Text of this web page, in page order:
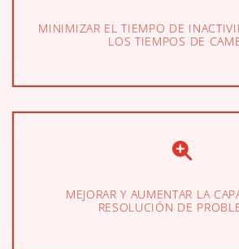
MINIMIZAR EL TIEMPO DE
LOS TIEMPOS DE
MEJORAR Y AUMENTAR LA
RESOLUCIÓN DE